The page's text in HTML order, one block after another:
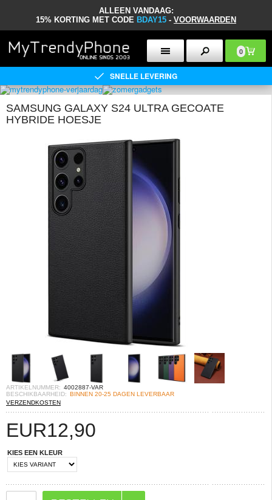
ALLEEN VANDAAG:
15% KORTING MET CODE BDAY15 - VOORWAARDEN
0
SNELLE LEVERING
SAMSUNG GALAXY S24 ULTRA GECOATE
HYBRIDE HOESJE
ARTIKELNUMMER: 4002887-VAR
BESCHIKBAARHEID: BINNEN 20-25 DAGEN LEVERBAAR
VERZENDKOSTEN
EUR12,90
KIES EEN KLEUR